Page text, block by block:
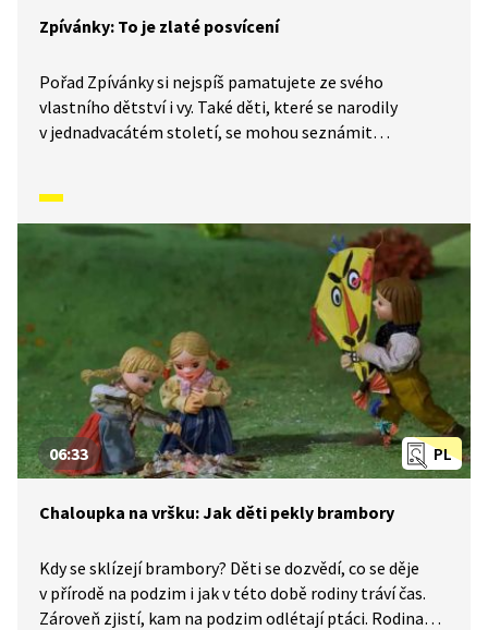
Zpívánky: To je zlaté posvícení
Pořad Zpívánky si nejspíš pamatujete ze svého
vlastního dětství i vy. Také děti, které se narodily
v jednadvacátém století, se mohou seznámit
představíme písničky i dobový kontext, ve kterém
vznikly. V tomto díle se naučíme píseň: To je zlaté
posvícení.
PL
06:33
Chaloupka na vršku: Jak děti pekly brambory
Kdy se sklízejí brambory? Děti se dozvědí, co se děje
v přírodě na podzim i jak v této době rodiny tráví čas.
Zároveň zjistí, kam na podzim odlétají ptáci. Rodina